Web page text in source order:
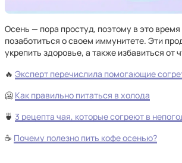
Осень — пора простуд, поэтому в это
позаботиться о своем иммунитете. Эти
укрепить здоровье, а также избавиться от
🔥 Эксперт перечислила помогающие
🥶 Как правильно питаться в холода
🍵 3 рецепта чая, которые согреют в
☕ Почему полезно пить кофе осенью?